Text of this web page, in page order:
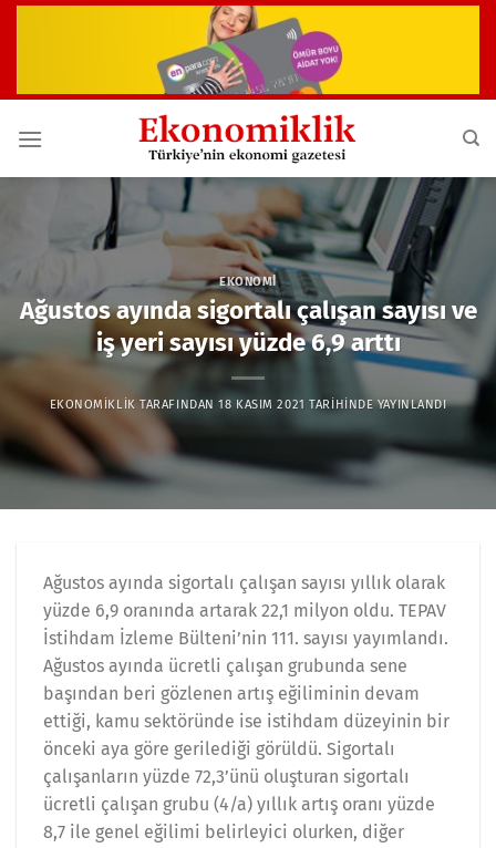
EKONOMI
Ağustos ayında sigortalı çalışan sayısı ve
iş yeri sayısı yüzde 6,9 arttı
EKONOMIKLIK TARAFINDAN 18 KASIM 2021 TARIHINDE YAYINLANDI
Ağustos ayında sigortalı çalışan sayısı yıllık olarak
yüzde 6,9 oranında artarak 22,1 milyon oldu. TEPAV
İstihdam İzleme Bülteni’nin 111. sayısı yayımlandı.
Ağustos ayında ücretli çalışan grubunda sene
başından beri gözlenen artış eğiliminin devam
ettiği, kamu sektöründe ise istihdam düzeyinin bir
önceki aya göre gerilediği görüldü. Sigortalı
çalışanların yüzde 72,3’ünü oluşturan sigortalı
ücretli çalışan grubu (4/a) yıllık artış oranı yüzde
8,7 ile genel eğilimi belirleyici olurken, diğer